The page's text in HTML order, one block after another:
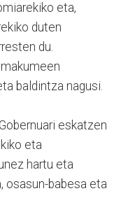
eta,
duten
du.
baldintza nagusi.
eskatzen
eta
hartu eta
osasun-babesa eta